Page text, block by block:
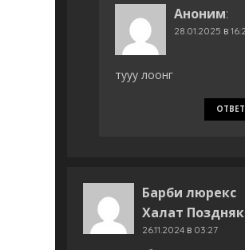
Аноним:
28.01.2025 в
тууу лоонг
Барби люрекс
Халат
26.11.2024 в 03:27